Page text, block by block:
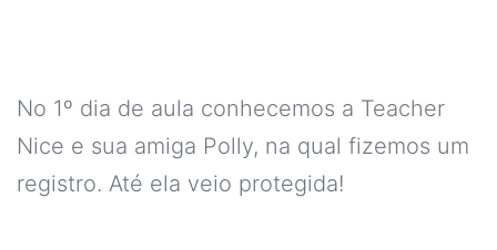
No 1º dia de aula conhecemos a Teacher
Nice e sua amiga Polly, na qual fizemos um
registro. Até ela veio protegida!